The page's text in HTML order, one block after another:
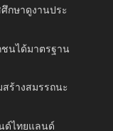
กษาดูงานประ
ชนได้มาตรฐาน
ร้างสมรรถนะ
ด์ไทยแลนด์